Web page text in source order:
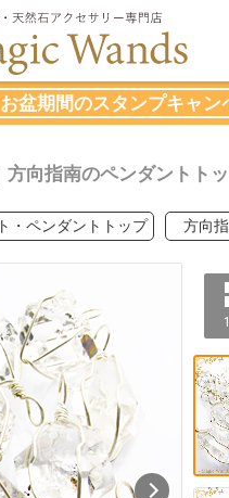
盆期間のスタンプキャン
｜方向指南のペンダントト
・ペンダントトップ 方向